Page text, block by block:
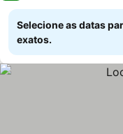
Selecione as datas
exatos.